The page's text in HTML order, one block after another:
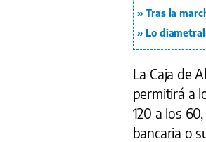
Tras la
Lo
La Caja de
permitirá a
120 a los
bancaria o